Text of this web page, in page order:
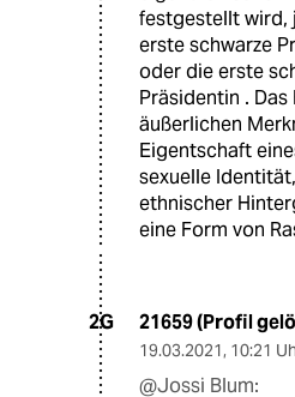
festgestellt wird,
erste schwarze
oder die erste
Präsidentin .
äußerlichen
Eigentschaft
sexuelle
ethnischer
eine Form von
2G 21659 (Profil
19.03.2021, 10:21
@Jossi Blum: